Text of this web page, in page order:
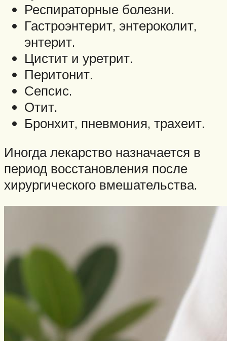
Респираторные болезни.
Гастроэнтерит, энтероколит,
энтерит.
Цистит и уретрит.
Перитонит.
Сепсис.
Отит.
Бронхит, пневмония, трахеит.
Иногда лекарство назначается в
период восстановления после
хирургического вмешательства.